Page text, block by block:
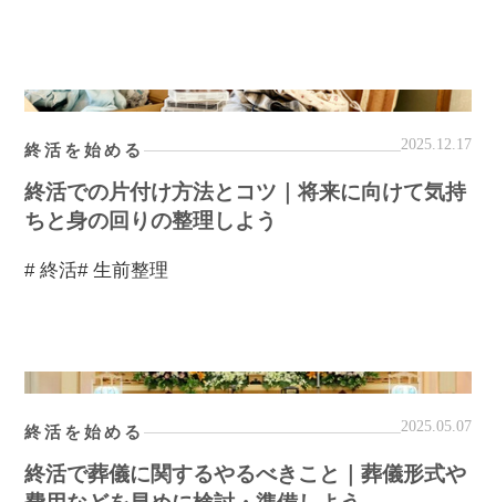
終活を始める 2025.12.17
終活での片付け方法とコツ｜将来に向けて気持
ちと身の回りの整理しよう
# 終活# 生前整理
終活を始める 2025.05.07
終活で葬儀に関するやるべきこと｜葬儀形式や